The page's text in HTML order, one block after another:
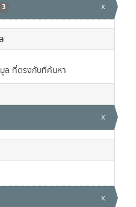
3 x
ล ที่ตรงกับที่ค้นหา
x
x